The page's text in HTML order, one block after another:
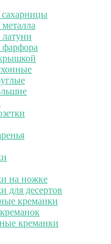
сахарницы
на ножке
для десертов
креманки
креманки